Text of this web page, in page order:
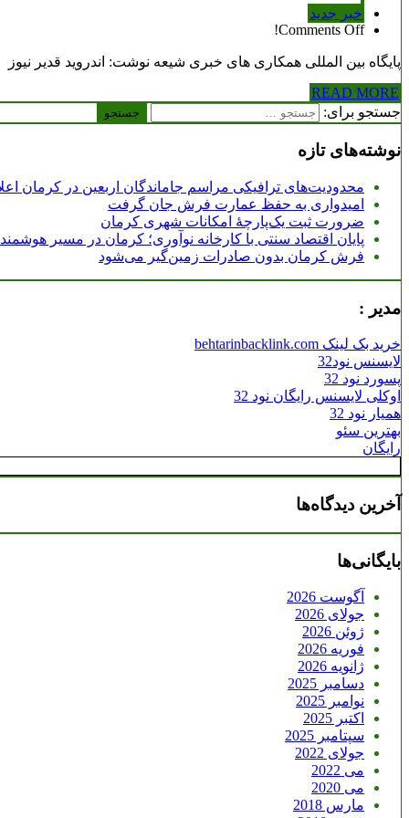
خبر جدید
Comments Off!
پایگاه بین المللی همکاری های خبری شیعه نوشت: اندروید قدیر نیوز
READ MORE
جستجو برای:
نوشته‌های تازه
محدودیت‌های ترافیکی مراسم جاماندگان اربعین در کرمان
امیدواری به حفظ عمارت فرش جان گرفت
ضرورت ثبت یک‌پارچۀ امکانات شهری کرمان
پایان اقتصاد سنتی با کارخانه نوآوری؛ کرمان در مسیر
فرش کرمان بدون صادرات زمین‌گیر می‌شود
مدیر :
خرید بک لینک behtarinbacklink.com
لایسنس نود32
پسورد نود 32
اوکلی لایسنس رایگان نود 32
همیار نود 32
بهترین سئو
رایگان
آخرین دیدگاه‌ها
بایگانی‌ها
آگوست 2026
جولای 2026
ژوئن 2026
فوریه 2026
ژانویه 2026
دسامبر 2025
نوامبر 2025
اکتبر 2025
سپتامبر 2025
جولای 2022
می 2022
می 2020
مارس 2018